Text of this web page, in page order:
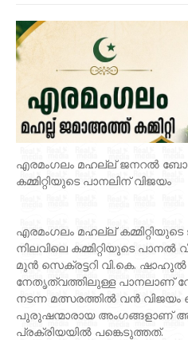
എരമംഗലം മഹല്ല് ജനറൽ
കമ്മിറ്റിയുടെ പാനലിന് വിജയം
എരമംഗലം മഹല്ല്
നിലവിലെ കമ്മിറ്റിയുടെ പാനൽ
മുൻ സെക്രട്ടറി വി.കെ. ഷാഹുൽ
നേതൃത്വത്തിലുള്ള പാനലാണ്
നടന്ന മത്സരത്തിൽ വൻ വിജയം
പുരുഷന്മാരായ അംഗങ്ങളാണ്
പ്രക്രിയയിൽ പങ്കെടുത്തത്.